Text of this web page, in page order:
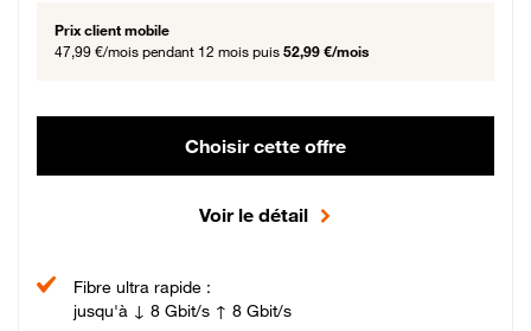
Prix client mobile
47,99 €/mois pendant 12 mois puis 52,99 €/mois
Choisir cette offre
Voir le détail
Fibre ultra rapide :
jusqu'à ↓ 8 Gbit/s ↑ 8 Gbit/s